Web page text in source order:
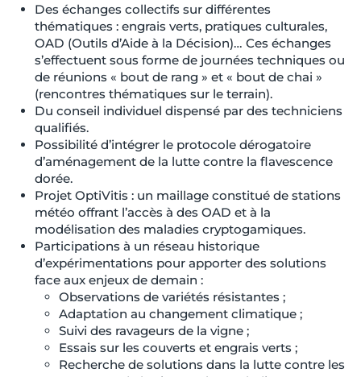
Des échanges collectifs sur différentes
thématiques : engrais verts, pratiques culturales,
OAD (Outils d’Aide à la Décision)… Ces échanges
s’effectuent sous forme de journées techniques ou
de réunions « bout de rang » et « bout de chai »
(rencontres thématiques sur le terrain).
Du conseil individuel dispensé par des techniciens
qualifiés.
Possibilité d’intégrer le protocole dérogatoire
d’aménagement de la lutte contre la flavescence
dorée.
Projet OptiVitis : un maillage constitué de stations
météo offrant l’accès à des OAD et à la
modélisation des maladies cryptogamiques.
Participations à un réseau historique
d’expérimentations pour apporter des solutions
face aux enjeux de demain :
Observations de variétés résistantes ;
Adaptation au changement climatique ;
Suivi des ravageurs de la vigne ;
Essais sur les couverts et engrais verts ;
Recherche de solutions dans la lutte contre les